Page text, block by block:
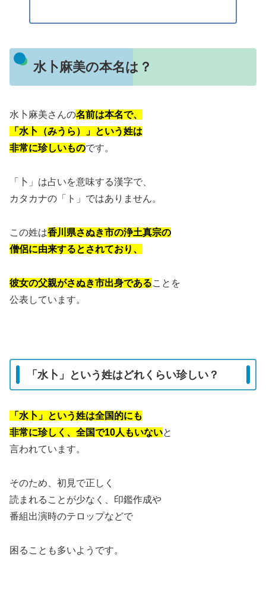
水卜麻美の本名は？
水卜麻美さんの名前は本名で、
「水卜（みうら）」という姓は
非常に珍しいものです。
「卜」は占いを意味する漢字で、
カタカナの「ト」ではありません。
この姓は香川県さぬき市の浄土真宗の
僧侶に由来するとされており、
彼女の父親がさぬき市出身であることを
公表しています。
「水卜」という姓はどれくらい珍しい？
「水卜」という姓は全国的にも
非常に珍しく、全国で10人もいないと
言われています。
そのため、初見で正しく
読まれることが少なく、印鑑作成や
番組出演時のテロップなどで
困ることも多いようです。